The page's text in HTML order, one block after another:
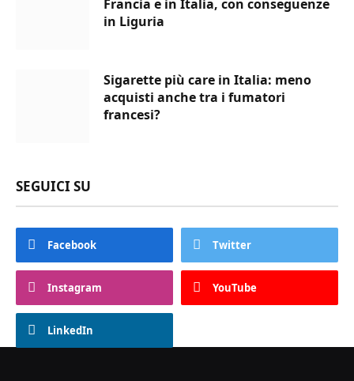
Francia e in Italia, con conseguenze
in Liguria
Sigarette più care in Italia: meno
acquisti anche tra i fumatori
francesi?
SEGUICI SU
Facebook Twitter
Instagram YouTube
LinkedIn